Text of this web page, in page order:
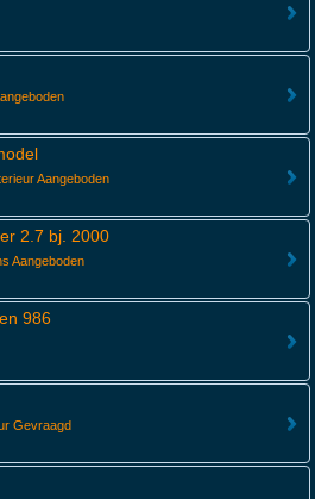
Aangeboden
2.7 bj. 2000
Aangeboden
986
Gevraagd